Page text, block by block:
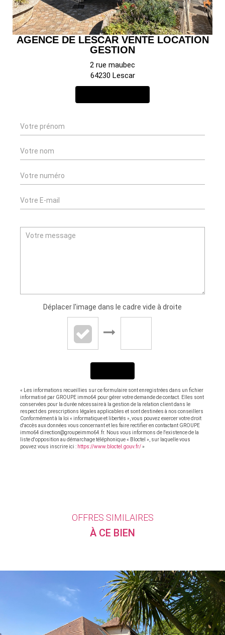
AGENCE DE LESCAR VENTE LOCATION
GESTION
2 rue maubec
64230 Lescar
Déplacer l'image dans le cadre vide à droite
« Les informations recueillies sur ce formulaire sont enregistrées dans un fichier
informatisé par GROUPE immo64 pour gérer votre demande de contact. Elles sont
conservées pour la durée nécessaire à la gestion de la relation client dans le
respect des prescriptions légales applicables et sont destinées à nos conseillers
Conformément à la loi « informatique et libertés », vous pouvez exercer votre droit
d'accès aux données vous concernant et les faire rectifier en contactant GROUPE
immo64 direction@groupeimmo64.fr. Nous vous informons de l'existence de la
liste d'opposition au démarchage téléphonique « Bloctel », sur laquelle vous
pouvez vous inscrire ici : https://www.bloctel.gouv.fr/»
OFFRES SIMILAIRES
À CE BIEN